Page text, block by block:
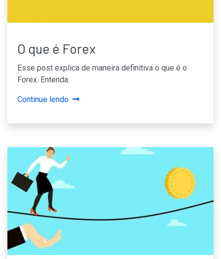
O que é Forex
Esse post explica de maneira definitiva o que é o
Forex. Entenda.
Continue lendo